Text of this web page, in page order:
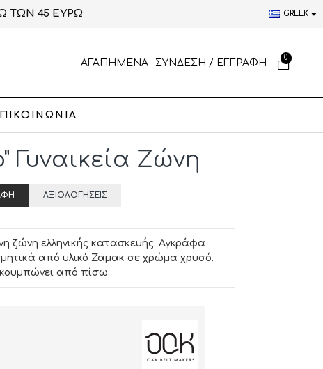
ΤΩΝ 45 ΕΥΡΩ GREEK
ΑΓΑΠΗΜΕΝΑ ΣΥΝΔΕΣΗ / ΕΓΓΡΑΦΗ 0
Γυναικεία Ζώνη
ΑΞΙΟΛΟΓΉΣΕΙΣ
ζώνη ελληνικής κατασκευής. Αγκράφα
από υλικό Ζαμακ σε χρώμα χρυσό.
από πίσω.